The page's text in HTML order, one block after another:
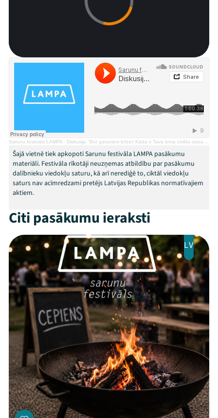
Jaunumi
Kontakti
ThreadsFacebookYoutube
X Instagram
Flick TikTok
Sarunu festivāls LAMPA · Diskusija "Būt gataviem krīzei! Kāda ir Tava loma civilās aizsardzības sistēmā?"
Šajā vietnē tiek apkopoti Sarunu festivāla LAMPA pasākumu
materiāli. Festivāla rīkotāji neuzņemas atbildību par pasākumu
dalībnieku viedokļu saturu, kā arī nerediģē to, ciktāl viedokļu
saturs nav acīmredzami pretējs Latvijas Republikas normatīvajiem
aktiem.
Citi pasākumu ieraksti
LV